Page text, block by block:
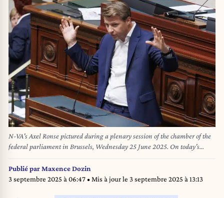
N-VA's Axel Ronse pictured during a plenary session of the chamber of the
federal parliament in Brussels, Wednesday 25 June 2025. On today's
agenda: the limitation of unemployment benefits over time. BELGA
PHOTO NICOLAS MAETERLINCK
Publié parMaxence Dozin
3 septembre 2025 à 06:47• Mis à jour le 3 septembre 2025 à 13:13